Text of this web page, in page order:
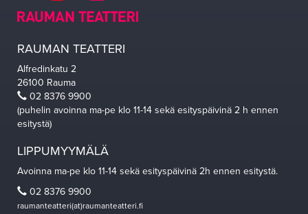
RAUMAN TEATTERI
Alfredinkatu 2
26100 Rauma
02 8376 9900
(puhelin avoinna ma-pe klo 11-14 sekä esityspäivinä 2 h ennen
esitystä)
LIPPUMYYMÄLÄ
Avoinna ma-pe klo 11-14 sekä esityspäivinä 2h ennen esitystä.
02 8376 9900
raumanteatteri(at)raumanteatteri.fi